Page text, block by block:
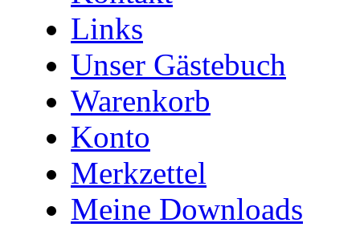
Links
Unser Gästebuch
Warenkorb
Konto
Merkzettel
Meine Downloads